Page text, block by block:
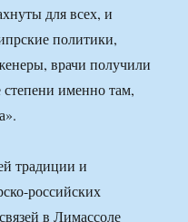
для всех, и
политики,
врачи получили
именно там,
традиции и
российских
в Лимассоле